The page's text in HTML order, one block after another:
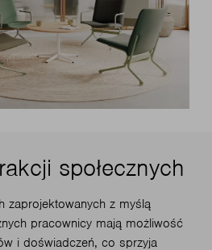
społecznych
zaprojektowanych z myślą
pracownicy mają możliwość
i doświadczeń, co sprzyja